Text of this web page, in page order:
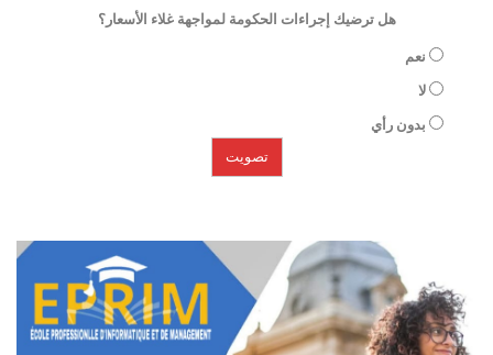
هل ترضيك إجراءات الحكومة لمواجهة غلاء الأسعار؟
نعم
لا
بدون رأي